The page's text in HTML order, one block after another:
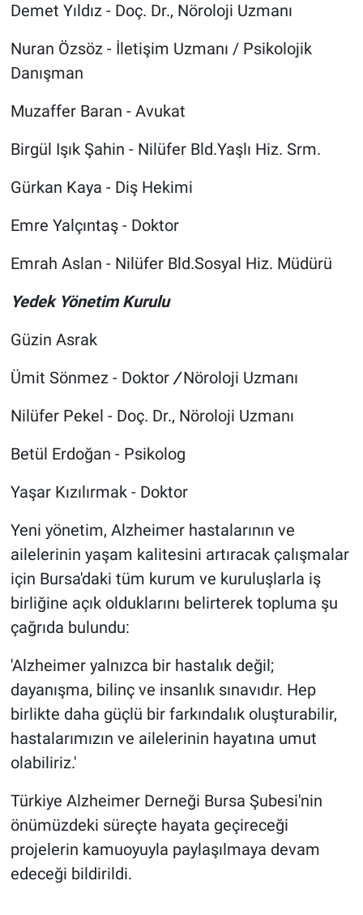
Demet Yıldız - Doç. Dr., Nöroloji Uzmanı
Nuran Özsöz - İletişim Uzmanı / Psikolojik
Danışman
Muzaffer Baran - Avukat
Birgül Işık Şahin - Nilüfer Bld.Yaşlı Hiz. Srm.
Gürkan Kaya - Diş Hekimi
Emre Yalçıntaş - Doktor
Emrah Aslan - Nilüfer Bld.Sosyal Hiz. Müdürü
Yedek Yönetim Kurulu
Güzin Asrak
Ümit Sönmez - Doktor/Nöroloji Uzmanı
Nilüfer Pekel - Doç. Dr., Nöroloji Uzmanı
Betül Erdoğan - Psikolog
Yaşar Kızılırmak - Doktor
Yeni yönetim, Alzheimer hastalarının ve
ailelerinin yaşam kalitesini artıracak çalışmalar
için Bursa'daki tüm kurum ve kuruluşlarla iş
birliğine açık olduklarını belirterek topluma şu
çağrıda bulundu:
'Alzheimer yalnızca bir hastalık değil;
dayanışma, bilinç ve insanlık sınavıdır. Hep
birlikte daha güçlü bir farkındalık oluşturabilir,
hastalarımızın ve ailelerinin hayatına umut
olabiliriz.'
Türkiye Alzheimer Derneği Bursa Şubesi'nin
önümüzdeki süreçte hayata geçireceği
projelerin kamuoyuyla paylaşılmaya devam
edeceği bildirildi.